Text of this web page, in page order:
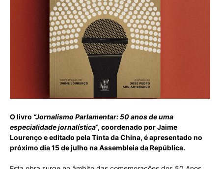
O livro “Jornalismo Parlamentar: 50 anos de uma
especialidade jornalística“, coordenado por Jaime
Lourenço e editado pela Tinta da China, é apresentado no
próximo dia 15 de julho na Assembleia da República.